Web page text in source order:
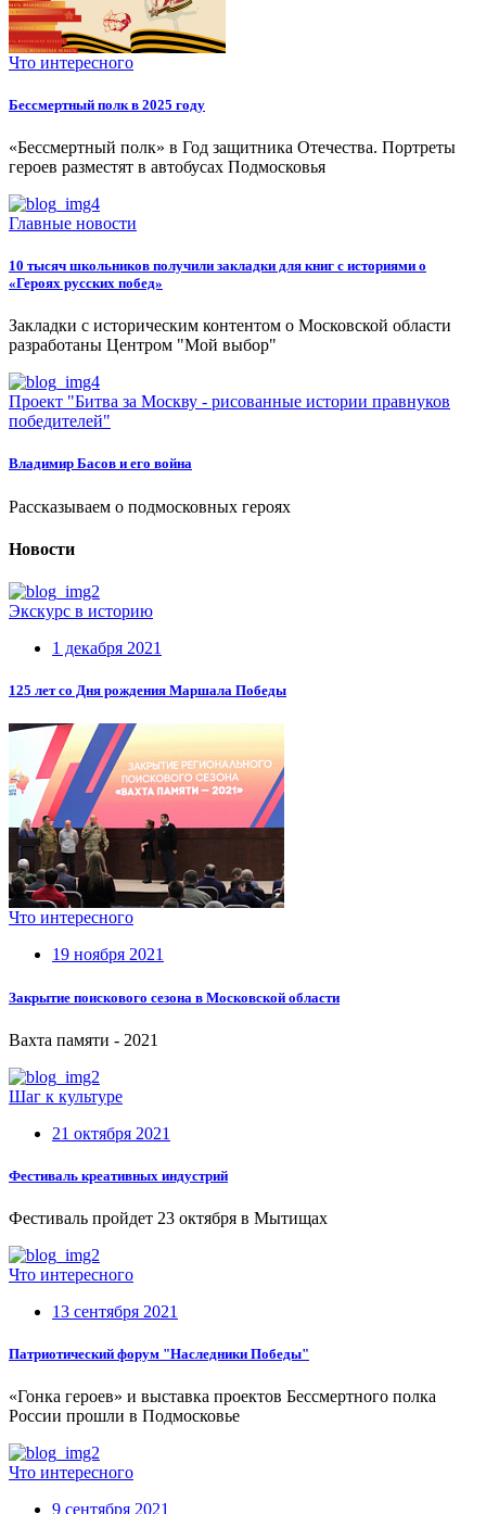
Что интересного
Бессмертный полк в 2025 году
«Бессмертный полк» в Год защитника Отечества. Портреты
героев разместят в автобусах Подмосковья
Главные новости
10 тысяч школьников получили закладки для книг с историями о
«Героях русских побед»
Закладки с историческим контентом о Московской области
разработаны Центром "Мой выбор"
Проект "Битва за Москву - рисованные истории правнуков
победителей"
Владимир Басов и его война
Рассказываем о подмосковных героях
Новости
Экскурс в историю
1 декабря 2021
125 лет со Дня рождения Маршала Победы
Что интересного
19 ноября 2021
Закрытие поискового сезона в Московской области
Вахта памяти - 2021
Шаг к культуре
21 октября 2021
Фестиваль креативных индустрий
Фестиваль пройдет 23 октября в Мытищах
Что интересного
13 сентября 2021
Патриотический форум "Наследники Победы"
«Гонка героев» и выставка проектов Бессмертного полка
России прошли в Подмосковье
Что интересного
9 сентября 2021